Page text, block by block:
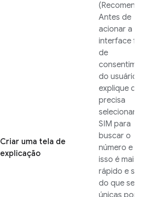
Criar uma tela de
explicação
Antes de
acionar a
interface
de
consentimento
do usuário,
explique que
precisa
selecionar um
SIM para
buscar o
número e
isso é mais
rápido e
do que senhas
únicas por